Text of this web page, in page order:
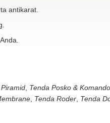
antikarat.
, Tenda Posko &
, Tenda Roder, Tenda